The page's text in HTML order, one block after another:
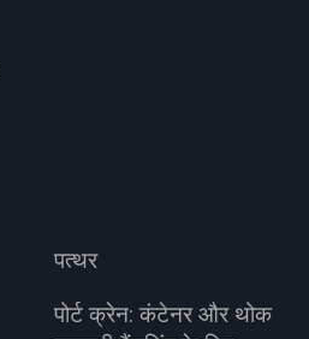
पत्थर
पोर्ट क्रेन: कंटेनर और थोक